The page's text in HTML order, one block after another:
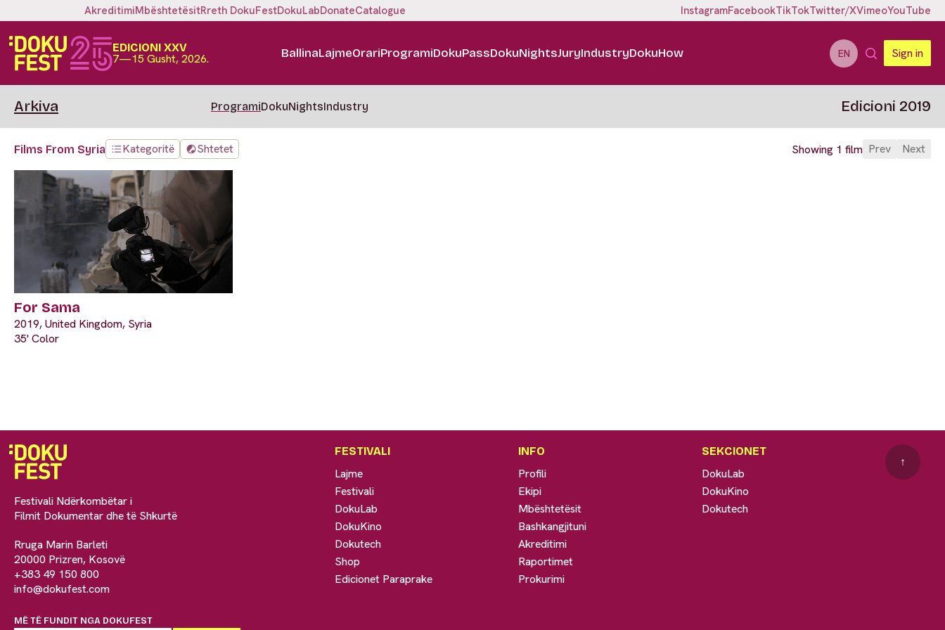
AkreditimiMbështetësitRreth DokuFestDokuLabDonateCatalogue InstagramFacebookTikTokTwitter/XVimeoYouTube
EDICIONI XXV
7—15 Gusht, 2026. BallinaLajmeOrariProgramiDokuPassDokuNightsJuryIndustryDokuHow EN Sign in
Arkiva ProgramiDokuNightsIndustry Edicioni 2019
Films From Syria Kategoritë Shtetet Showing 1 film Prev Next
For Sama
2019, United Kingdom, Syria
35' Color
Festivali Ndërkombëtar i
Filmit Dokumentar dhe të Shkurtë
Rruga Marin Barleti
20000 Prizren, Kosovë
+383 49 150 800
info@dokufest.com
MË TË FUNDIT NGA DOKUFEST
FESTIVALI
Lajme
Festivali
DokuLab
DokuKino
Dokutech
Shop
Edicionet Paraprake
INFO
Profili
Ekipi
Mbështetësit
Bashkangjituni
Akreditimi
Raportimet
Prokurimi
SEKCIONET
DokuLab
DokuKino
Dokutech
↑